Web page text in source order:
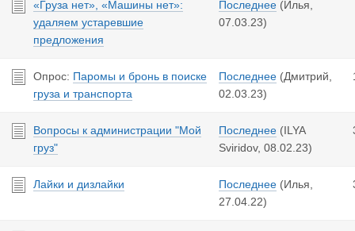
«Груза нет», «Машины нет»:
удаляем устаревшие
предложения
Последнее (Илья,
07.03.23)
Опрос: Паромы и бронь в поиске
груза и транспорта
Последнее (Дмитрий,
02.03.23)
Вопросы к администрации "Мой
груз"
Последнее (ILYA
Sviridov, 08.02.23)
Лайки и дизлайки Последнее (Илья,
27.04.22)